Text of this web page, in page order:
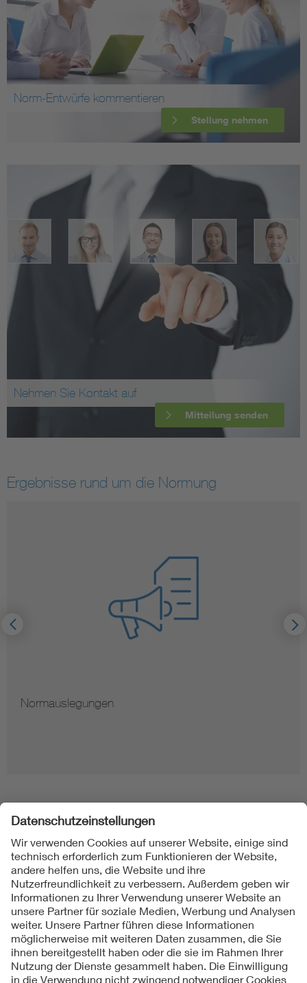
Norm-Entwürfe kommentieren
Stellung nehmen
Nehmen Sie Kontakt auf
Mitteilung senden
Ergebnisse rund um die Normung
Normauslegungen
Folgen Sie uns
Kontakt